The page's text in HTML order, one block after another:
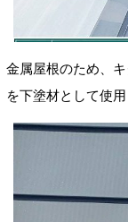
金属屋根のため、
を下塗材として使用